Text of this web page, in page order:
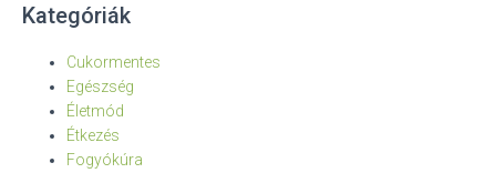
Kategóriák
Cukormentes
Egészség
Életmód
Étkezés
Fogyókúra